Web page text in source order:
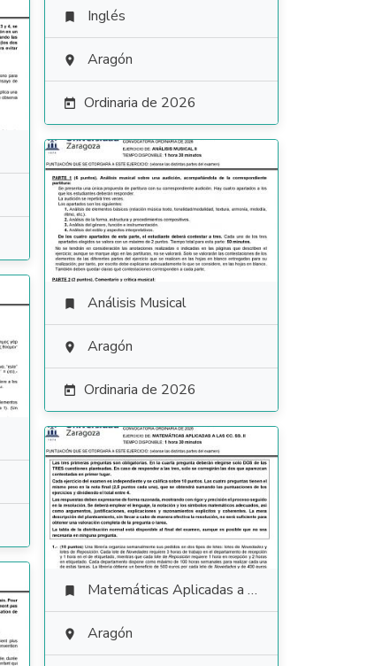
 Inglés
 Aragón
 Ordinaria de 2026
 Análisis Musical
 Aragón
 Ordinaria de 2026
 Matemáticas Aplicadas a las Ciencias Sociales
 Aragón